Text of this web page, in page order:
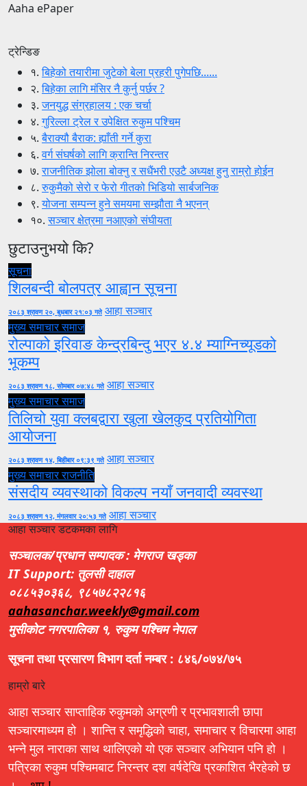
Aaha ePaper
ट्रेन्डिङ
१.बिहेको तयारीमा जुटेको बेला प्रहरी पुगेपछि......
२.बिहेका लागि मंसिर नै कुर्नु पर्छर ?
३.जनयुद्ध संग्रहालय : एक चर्चा
४.गुरिल्ला ट्रेल र उपेक्षित रुकुम पश्चिम
५.बैराक्यौ बैराक: ह्याँती गर्ने कुरा
६.वर्ग संघर्षको लागि क्रान्ति निरन्तर
७.राजनीतिक झोला बोक्नु र सधैंभरी एउटै अध्यक्ष हुनु राम्रो होईन
८.रुकुमैको सेरो र फेरो गीतको भिडियो सार्बजनिक
९.योजना सम्पन्न हुने समयमा सम्झौता नै भएनन्
१०.सञ्चार क्षेत्रमा नआएको संघीयता
छुटाउनुभयो कि?
सूचना
शिलबन्दी बोलपत्र आह्वान सूचना
२०८३ श्रावण २०, बुधबार २१:०३ गते आहा सञ्चार
मुख्य समाचारसमाज
रोल्पाको इरिवाङ केन्द्रबिन्दु भएर ४.४ म्याग्निच्यूडको
भूकम्प
२०८३ श्रावण १८, सोमबार ०७:४८ गते आहा सञ्चार
मुख्य समाचारसमाज
तिलिचो युवा क्लबद्वारा खुला खेलकुद प्रतियोगिता
आयोजना
२०८३ श्रावण १४, बिहीबार ०९:३९ गते आहा सञ्चार
मुख्य समाचारराजनीति
संसदीय व्यवस्थाको विकल्प नयाँ जनवादी व्यवस्था
२०८३ श्रावण १२, मंगलवार २०:५३ गते आहा सञ्चार
आहा सञ्चार डटकमका लागि
सञ्चालक/प्रधान सम्पादक : मेगराज खड्का
IT Support: तुलसी दाहाल
०८८५३०३६८, ९८५७८२२८१६
aahasanchar.weekly@gmail.com
मुसीकोट नगरपालिका १, रुकुम पश्चिम नेपाल
सूचना तथा प्रसारण विभाग दर्ता नम्बर : ८४६/०७४/७५
हाम्रो बारे
आहा सञ्चार साप्ताहिक रुकुमको अग्रणी र प्रभावशाली छापा
सञ्चारमाध्यम हो । शान्ति र समृद्धिको चाहा, समाचार र विचारमा आहा
भन्ने मुल नाराका साथ थालिएको यो एक सञ्चार अभियान पनि हो ।
पत्रिका रुकुम पश्चिमबाट निरन्तर दश वर्षदेखि प्रकाशित भैरहेको छ